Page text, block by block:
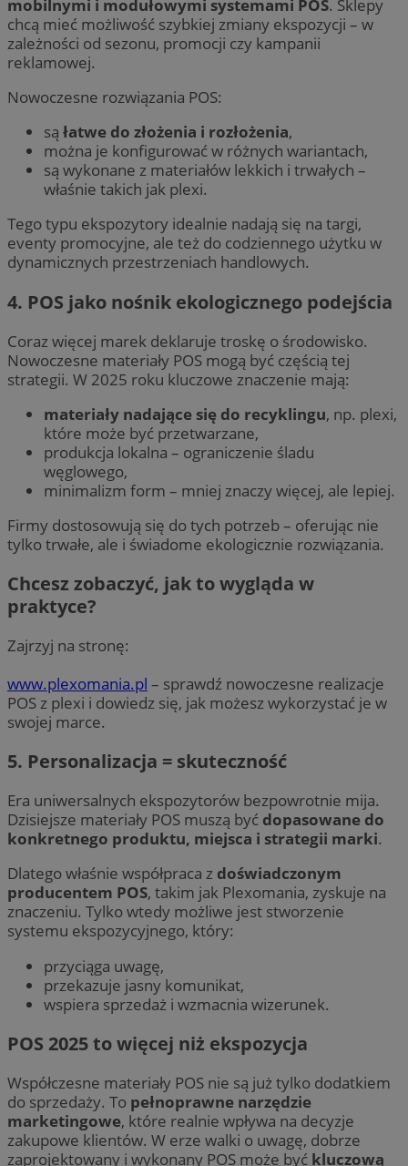
mobilnymi i modułowymi systemami POS. Sklepy
chcą mieć możliwość szybkiej zmiany ekspozycji – w
zależności od sezonu, promocji czy kampanii
reklamowej.
Nowoczesne rozwiązania POS:
są łatwe do złożenia i rozłożenia,
można je konfigurować w różnych wariantach,
są wykonane z materiałów lekkich i trwałych –
właśnie takich jak plexi.
Tego typu ekspozytory idealnie nadają się na targi,
eventy promocyjne, ale też do codziennego użytku w
dynamicznych przestrzeniach handlowych.
4. POS jako nośnik ekologicznego podejścia
Coraz więcej marek deklaruje troskę o środowisko.
Nowoczesne materiały POS mogą być częścią tej
strategii. W 2025 roku kluczowe znaczenie mają:
materiały nadające się do recyklingu, np. plexi,
które może być przetwarzane,
produkcja lokalna – ograniczenie śladu
węglowego,
minimalizm form – mniej znaczy więcej, ale lepiej.
Firmy dostosowują się do tych potrzeb – oferując nie
tylko trwałe, ale i świadome ekologicznie rozwiązania.
Chcesz zobaczyć, jak to wygląda w
praktyce?
Zajrzyj na stronę:
www.plexomania.pl – sprawdź nowoczesne realizacje
POS z plexi i dowiedz się, jak możesz wykorzystać je w
swojej marce.
5. Personalizacja = skuteczność
Era uniwersalnych ekspozytorów bezpowrotnie mija.
Dzisiejsze materiały POS muszą być dopasowane do
konkretnego produktu, miejsca i strategii marki.
Dlatego właśnie współpraca z doświadczonym
producentem POS, takim jak Plexomania, zyskuje na
znaczeniu. Tylko wtedy możliwe jest stworzenie
systemu ekspozycyjnego, który:
przyciąga uwagę,
przekazuje jasny komunikat,
wspiera sprzedaż i wzmacnia wizerunek.
POS 2025 to więcej niż ekspozycja
Współczesne materiały POS nie są już tylko dodatkiem
do sprzedaży. To pełnoprawne narzędzie
marketingowe, które realnie wpływa na decyzje
zakupowe klientów. W erze walki o uwagę, dobrze
zaprojektowany i wykonany POS może być kluczową